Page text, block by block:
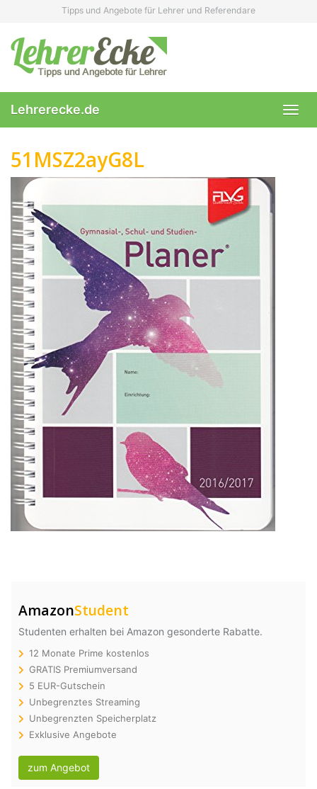
content
Tipps und Angebote für Lehrer und Referendare
Lehrerecke.de
51MSZ2ayG8L
AmazonStudent
Studenten erhalten bei Amazon gesonderte Rabatte.
12 Monate Prime kostenlos
GRATIS Premiumversand
5 EUR-Gutschein
Unbegrenztes Streaming
Unbegrenzten Speicherplatz
Exklusive Angebote
zum Angebot